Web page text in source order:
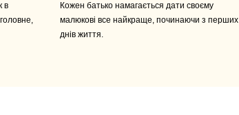
в
Кожен батько намагається дати своєму
малюкові все найкраще, починаючи з перших
днів життя.